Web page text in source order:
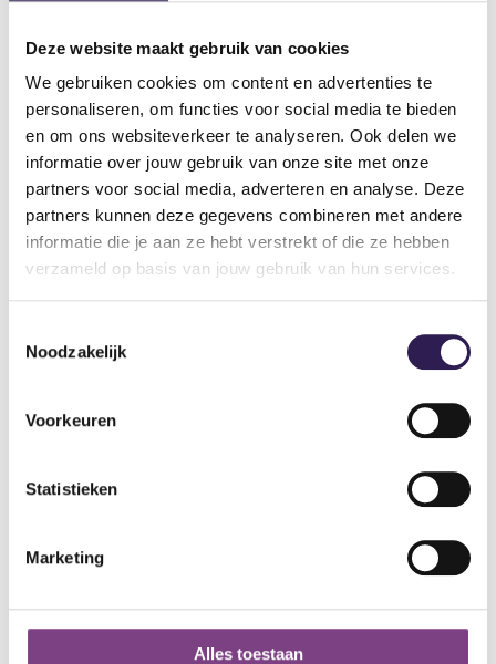
Deze website maakt gebruik van cookies
We gebruiken cookies om content en advertenties te
personaliseren, om functies voor social media te bieden
en om ons websiteverkeer te analyseren. Ook delen we
informatie over jouw gebruik van onze site met onze
partners voor social media, adverteren en analyse. Deze
partners kunnen deze gegevens combineren met andere
informatie die je aan ze hebt verstrekt of die ze hebben
verzameld op basis van jouw gebruik van hun services.
Noodzakelijk
Voorkeuren
Statistieken
Marketing
Alles toestaan
Geboortedatum(Vereist)
E-mail(Vereist)
Waar wil je gebruik van maken?
Groepsles
Naar betalen
Schrijf je nu in